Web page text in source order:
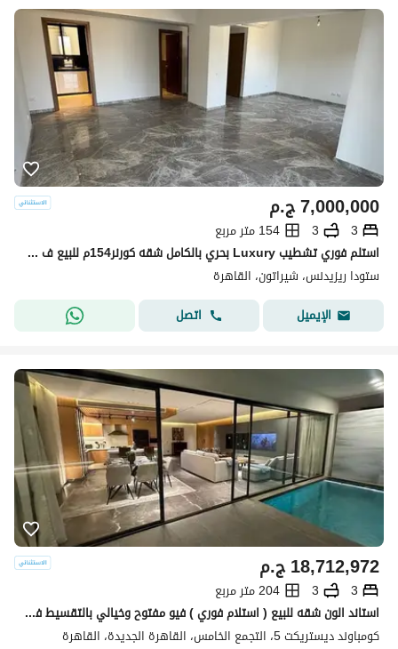
ج.م7,000,000
3
3
154 متر مربع
استلم فوري تشطيب Luxury بحري بالكامل شقه كورنر154م للبيع ف ستودا شيراتون دقائق من تاج سيتي وجاردينيا Stoda Sheraton Minutes Taj City Heliopolis
ستودا ريزيدنس، شيراتون، القاهرة
الإيميل
اتصل
ج.م18,712,972
3
3
204 متر مربع
استاند الون شقه للبيع ( استلام فوري ) فيو مفتوح وخيالي بالتقسيط في كمبوند ديستركت 5 في التجمع الخامس بجوار نيو قطاميه
كومباوند ديستريكت 5، التجمع الخامس، القاهرة الجديدة، القاهرة